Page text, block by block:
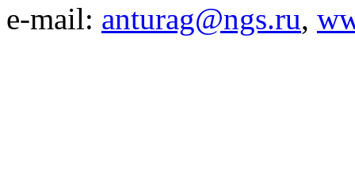
e-mail: anturag@ngs.ru,